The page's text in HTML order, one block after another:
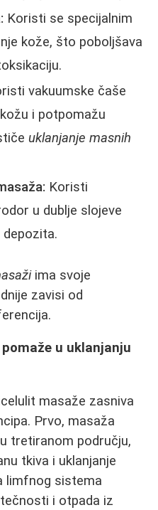
Koristi se specijalnim
kože, što poboljšava
vakuumske čaše
i potpomažu
uklanjanje masnih
Koristi
u dublje slojeve
depozita.
ima svoje
zavisi od
u uklanjanju
masaže zasniva
Prvo, masaža
tretiranom području,
tkiva i uklanjanje
limfnog sistema
i otpada iz